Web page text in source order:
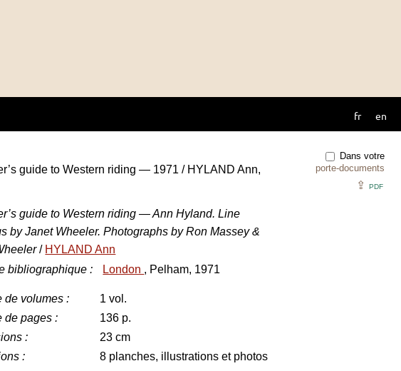
fr en
Dans votre
porte-documents
⇪ PDF
guide to Western riding — 1971 / HYLAND Ann,
guide to Western riding — Ann Hyland. Line
by Janet Wheeler. Photographs by Ron Massey &
/ HYLAND Ann
bibliographique : London , Pelham, 1971
de volumes :
1 vol.
de pages :
136 p.
:
23 cm
: 8 planches, illustrations et photos